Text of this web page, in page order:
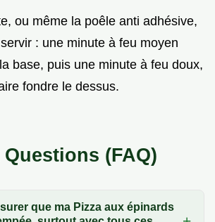
ou même la poêle anti adhésive,
: une minute à feu moyen
base, puis une minute à feu doux,
fondre le dessus.
(FAQ)
que ma Pizza aux épinards